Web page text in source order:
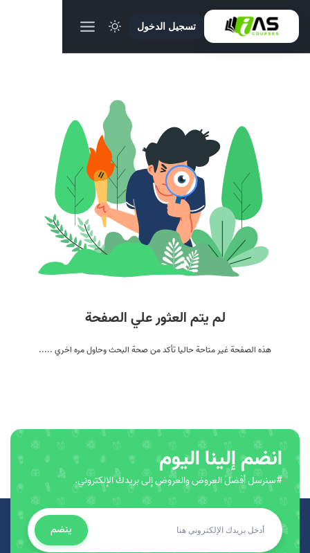
تسجيل الدخول
لم يتم العثور علي الصفحة
هذه الصفحة غير متاحة حاليا تأكد من صحة البحث وحاول مره اخري .....
انضم إلينا اليوم
#سنرسل أفضل العروض والعروض إلى بريدك الإلكتروني.
ينضم